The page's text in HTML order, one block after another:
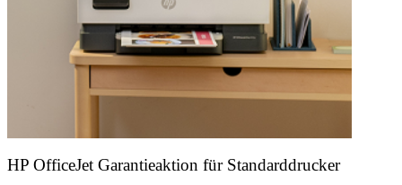
HP OfficeJet Garantieaktion für Standarddrucker